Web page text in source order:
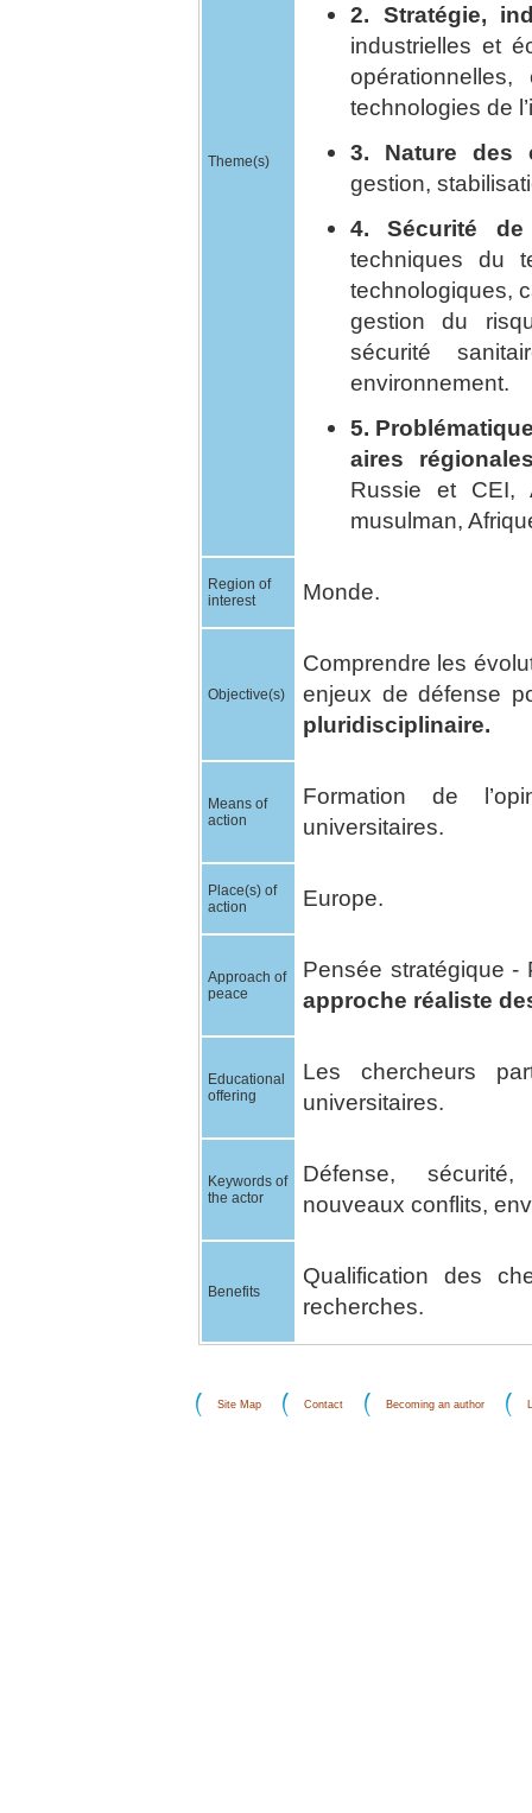
Theme(s)
2. Stratégie,
industrielles et
technologies de
3. Nature des
gestion,
4. Sécurité
techniques du
technologiques,
gestion du
sécurité
environnement.
5.
aires
Russie et CEI,
musulman,
Region of
interest
Monde.
Objective(s)
Comprendre les
enjeux de défense
pluridisciplinaire.
Means of
action
Formation de
universitaires.
Place(s) of
action
Europe.
Approach of
peace
Pensée stratégique -
approche réaliste
Educational
offering
Les chercheurs
universitaires.
Keywords of
the actor
Défense,
nouveaux conflits,
Benefits
Qualification des
recherches.
Site Map Contact Becoming an author